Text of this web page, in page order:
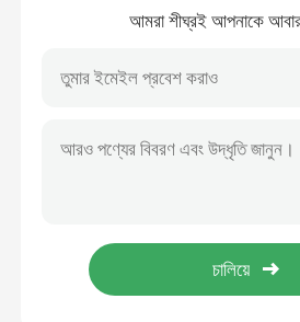
আমাদের সাথে যোগাযোগ
আমরা শীঘ্রই আপনাকে